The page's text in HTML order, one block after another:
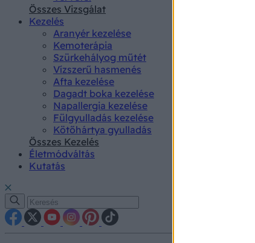
Összes Vizsgálat
Kezelés
Aranyér kezelése
Kemoterápia
Szürkehályog műtét
Vízszerű hasmenés
Afta kezelése
Dagadt boka kezelése
Napallergia kezelése
Fülgyulladás kezelése
Kötőhártya gyulladás
Összes Kezelés
Életmódváltás
Kutatás